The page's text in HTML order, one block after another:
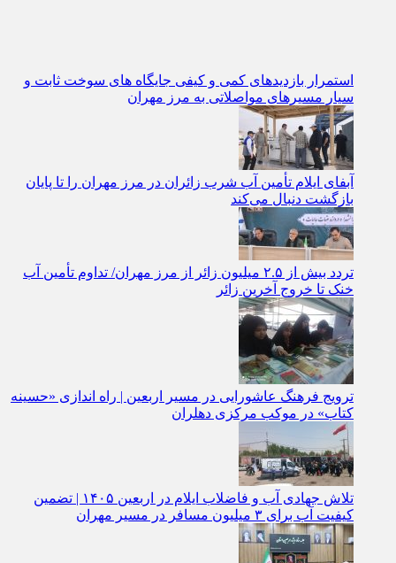
استمرار بازدیدهای کمی و کیفی جایگاه‌ های سوخت ثابت و
سیار مسیرهای مواصلاتی به مرز مهران
آبفای ایلام تأمین آب شرب زائران در مرز مهران را تا پایان
بازگشت دنبال می‌کند
تردد بیش از ۲.۵ میلیون زائر از مرز مهران/ تداوم تأمین آب
خنک تا خروج آخرین زائر
ترویج فرهنگ عاشورایی در مسیر اربعین | راه‌ اندازی «حسینه
کتاب» در موکب مرکزی دهلران
تلاش جهادی آب و فاضلاب ایلام در اربعین ۱۴۰۵ | تضمین
کیفیت آب برای ۳ میلیون مسافر در مسیر مهران